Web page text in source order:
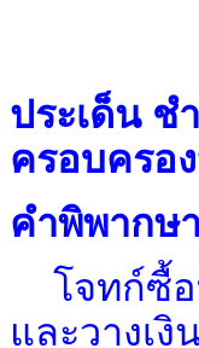
ประเด็น ช
ครอบครอ
คำพิพากษ
โจทก์ซื้อ
และวางเ